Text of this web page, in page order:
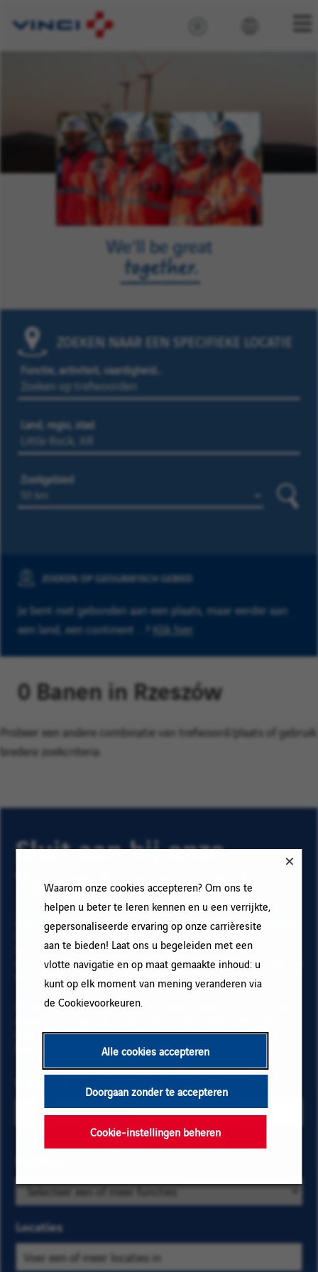
Waarom onze cookies accepteren? Om ons te
helpen u beter te leren kennen en u een verrijkte,
gepersonaliseerde ervaring op onze carrièresite
aan te bieden! Laat ons u begeleiden met een
vlotte navigatie en op maat gemaakte inhoud: u
kunt op elk moment van mening veranderen via
de Cookievoorkeuren.
Alle cookies accepteren
Doorgaan zonder te accepteren
Cookie-instellingen beheren
ZOEKEN NAAR EEN SPECIFIEKE LOCATIE
Functie, activiteit, vaardigheid…
Land, regio, stad
Zoekgebied
ZOEKEN OP GEOGRAFISCH GEBIED
Je bent niet gebonden aan een plaats, maar eerder aan
een land, een continent ...? Klik hier
0 Banen in Rzeszów
Probeer een andere combinatie van trefwoord/plaats of gebruik
bredere zoekcriteria.
Sluit aan bij onze
Talent Community!
Abonneer op onze e-mail alerts om ons vacature aanbod
te ontvangen en informatie te krijgen over nieuwe banen
binnen Vinci. Vul uw e-mailadres en voorkeuren in. Klik
op "Toevoegen" en vervolgens op "Abonneren" en blijf op
de hoogte via onze e-mail alerts!
Onderstaande gegevens zijn noodzakelijk om te kunnen
over het beheer van uw gegevens en over uw rechten,
E-mailadres
bedrijfs- en
locatiecriteria
vacatures te
vinden die u
op
categorie
kies
Locaties